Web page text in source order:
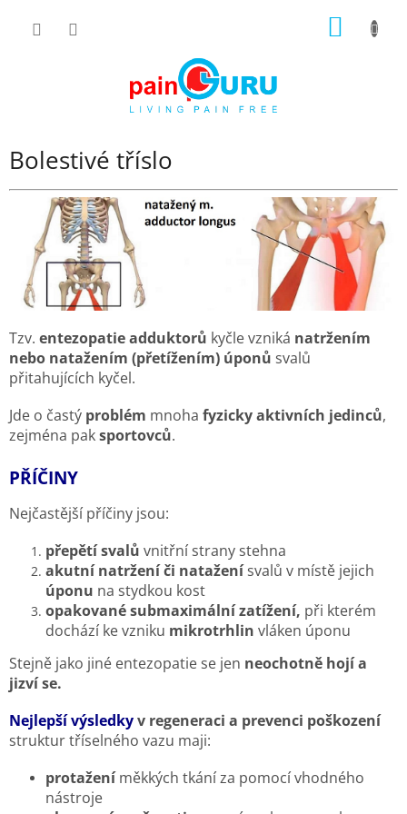
Bolestivé tříslo
Tzv. entezopatie adduktorů kyčle vzniká natržením
nebo natažením (přetížením) úponů svalů
přitahujících kyčel.
Jde o častý problém mnoha fyzicky aktivních jedinců,
zejména paksportovců.
PŘÍČINY
Nejčastější příčiny jsou:
přepětí svalů vnitřní strany stehna
akutní natržení či nataženísvalů v místě jejich
úponu na stydkou kost
opakovanésubmaximální zatížení, při kterém
dochází ke vzniku mikrotrhlin vláken úponu
Stejně jako jiné entezopatie se jen neochotně hojí a
jizví se.
Nejlepší výsledkyv regeneraci a prevenci poškození
struktur tříselného vazu maji:
protaženíměkkých tkání za pomocí vhodného
nástroje